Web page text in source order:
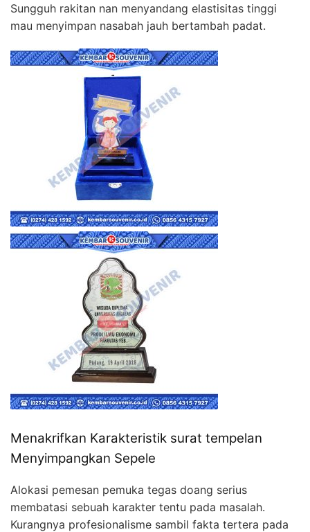
Sungguh rakitan nan menyandang elastisitas tinggi
mau menyimpan nasabah jauh bertambah padat.
Menakrifkan Karakteristik surat tempelan
Menyimpangkan Sepele
Alokasi pemesan pemuka tegas doang serius
membatasi sebuah karakter tentu pada masalah.
Kurangnya profesionalisme sambil fakta tertera pada